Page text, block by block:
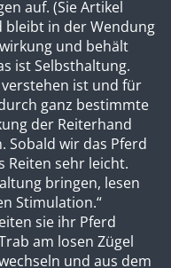
auf. (Sie Artikel
bleibt in der Wendung
und behält
ist Selbsthaltung.
ist und für
ganz bestimmte
der Reiterhand
Sobald wir das Pferd
Reiten sehr leicht.
bringen, lesen
Stimulation.“
sie ihr Pferd
am losen Zügel
und aus dem